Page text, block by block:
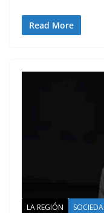
Read More
LA REGIÓN